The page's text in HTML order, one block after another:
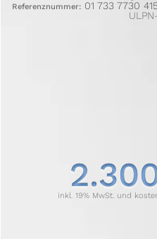
Referenznummer: 01 733 7730
inkl. 19% MwSt. und